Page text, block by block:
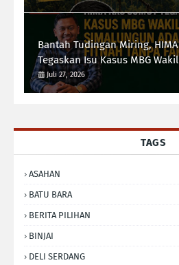
Syarif Kumala Siregar
Bantah Tudingan Miring,
Tegaskan Isu Kasus MBG
Adalah Fitnah Tanpa Fakta
Juli 27, 2026
TAGS
ASAHAN
BATU BARA
BERITA PILIHAN
BINJAI
DELI SERDANG